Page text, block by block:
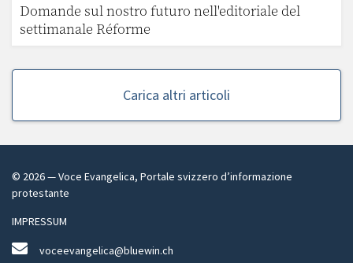
Domande sul nostro futuro nell'editoriale del
settimanale Réforme
Carica altri articoli
© 2026— Voce Evangelica, Portale svizzero d’informazione
protestante
IMPRESSUM
voceevangelica@bluewin.ch